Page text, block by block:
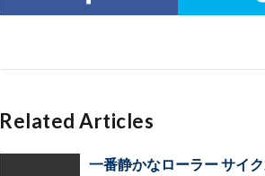
Related Articles
一番静かなローラー サイ